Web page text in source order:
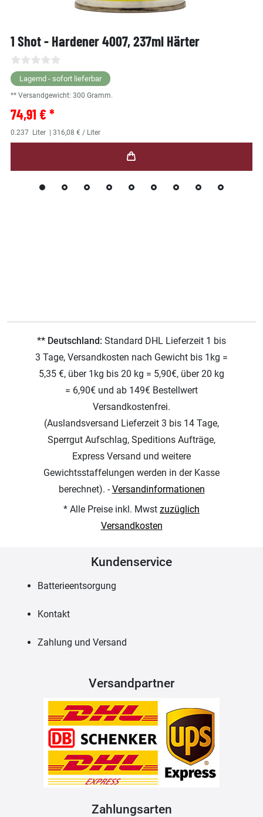
1 Shot - Hardener 4007, 237ml Härter
Lagernd - sofort lieferbar
** Versandgewicht: 300 Gramm.
74,91 € *
0.237 Liter | 316,08 € / Liter
** Deutschland: Standard DHL Lieferzeit 1 bis
3 Tage, Versandkosten nach Gewicht bis 1kg =
5,35 €, über 1kg bis 20 kg = 5,90€, über 20 kg
= 6,90€ und ab 149€ Bestellwert
Versandkostenfrei.
(Auslandsversand Lieferzeit 3 bis 14 Tage,
Sperrgut Aufschlag, Speditions Aufträge,
Express Versand und weitere
Gewichtsstaffelungen werden in der Kasse
berechnet). -Versandinformationen
* Alle Preise inkl. Mwst zuzüglich
Versandkosten
Kundenservice
Batterieentsorgung
Kontakt
Zahlung und Versand
Versandpartner
Zahlungsarten